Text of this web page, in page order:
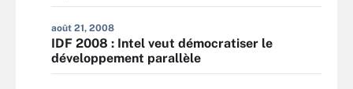
août 21, 2008
IDF 2008 : Intel veut démocratiser le
développement parallèle